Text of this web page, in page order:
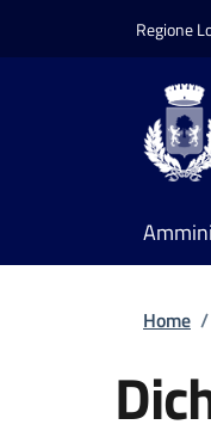
Regione
Home /